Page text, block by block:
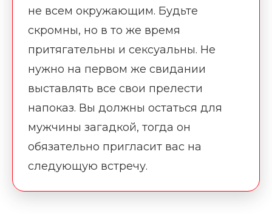
не всем окружающим. Будьте
скромны, но в то же время
притягательны и сексуальны. Не
нужно на первом же свидании
выставлять все свои прелести
напоказ. Вы должны остаться для
мужчины загадкой, тогда он
обязательно пригласит вас на
следующую встречу.